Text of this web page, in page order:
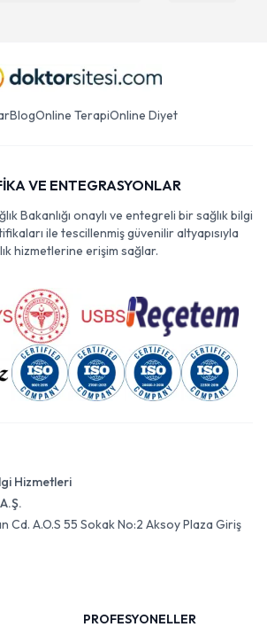
BlogOnline TerapiOnline Diyet
VE ENTEGRASYONLAR
Bakanlığı onaylı ve entegreli bir sağlık bilgi
ile tescillenmiş güvenilir altyapısıyla
hizmetlerine erişim sağlar.
Hizmetleri
Cd. A.O.S 55 Sokak No:2 Aksoy Plaza Giriş
PROFESYONELLER